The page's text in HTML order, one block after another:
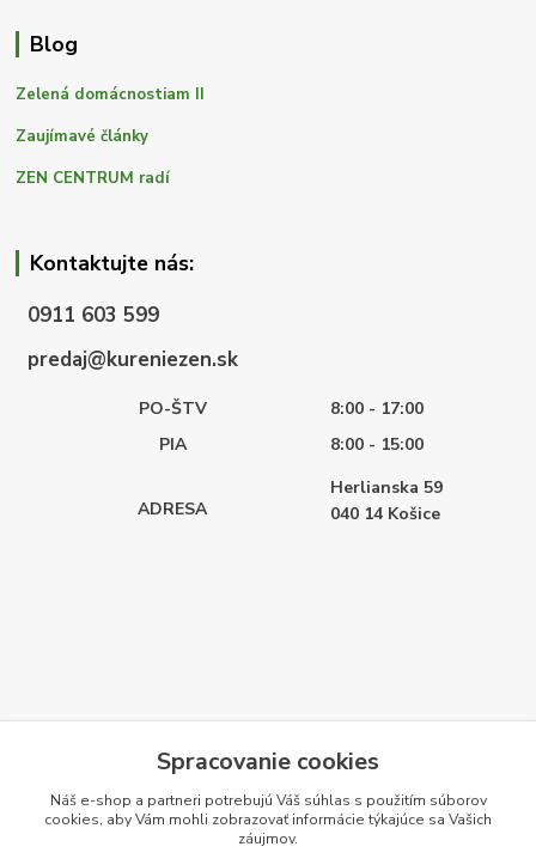
Blog
Zelená domácnostiam II
Zaujímavé články
ZEN CENTRUM radí
Kontaktujte nás:
0911 603 599
predaj@kureniezen.sk
PO-ŠTV
8:00 - 17:00
PIA
8:00 - 15:00
ADRESA
Herlianska 59
040 14 Košice
Spracovanie cookies
Náš e-shop a partneri potrebujú Váš súhlas s použitím súborov
cookies, aby Vám mohli zobrazovať informácie týkajúce sa Vašich
záujmov.